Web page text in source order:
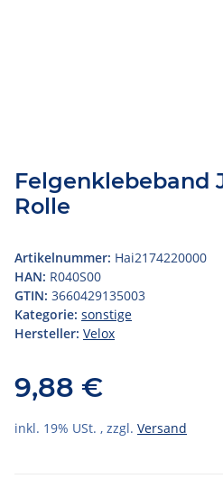
Felgenklebeband
Rolle
Artikelnummer: Hai2174220000
HAN: R040S00
GTIN: 3660429135003
Kategorie: sonstige
Hersteller: Velox
9,88 €
inkl. 19% USt. , zzgl. Versand